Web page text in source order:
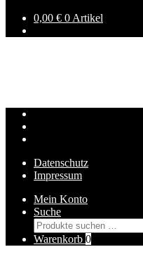
0,00 € 0 Artikel
Datenschutz
Impressum
Mein Konto
Suche
Suche
nach:
Warenkorb 0